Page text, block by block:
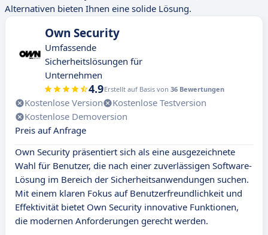
Alternativen bieten Ihnen eine solide Lösung.
Own Security
Umfassende
Sicherheitslösungen für
Unternehmen
4.9Erstellt auf Basis von 36 Bewertungen
Kostenlose Version
Kostenlose Testversion
Kostenlose Demoversion
Preis auf Anfrage
Own Security präsentiert sich als eine ausgezeichnete
Wahl für Benutzer, die nach einer zuverlässigen Software-
Lösung im Bereich der Sicherheitsanwendungen suchen.
Mit einem klaren Fokus auf Benutzerfreundlichkeit und
Effektivität bietet Own Security innovative Funktionen,
die modernen Anforderungen gerecht werden.